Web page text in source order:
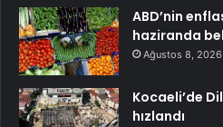
ABD’nin
haziranda
Ağustos 8, 2026
Kocaeli’de
hızlandı